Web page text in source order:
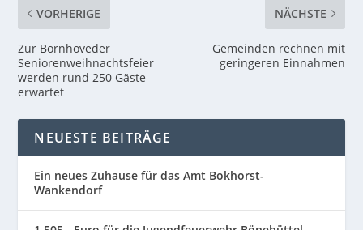
VORHERIGE
Zur Bornhöveder
Seniorenweihnachtsfeier
werden rund 250 Gäste
erwartet
NÄCHSTE
Gemeinden rechnen mit
geringeren Einnahmen
NEUESTE BEITRÄGE
Ein neues Zuhause für das Amt Bokhorst-
Wankendorf